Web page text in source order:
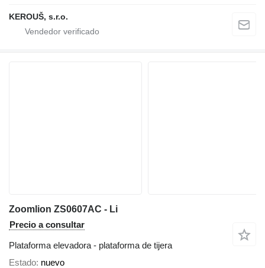
KEROUŠ, s.r.o.
Zoomlion ZS0607AC - Li
Precio a consultar
Plataforma elevadora - plataforma de tijera
Estado nuevo